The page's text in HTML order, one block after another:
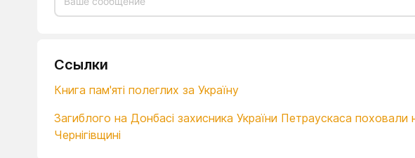
Ссылки
Книга пам'яті полеглих за Україну
Загиблого на Донбасі захисника України Петраускаса поховали
Чернігівщині